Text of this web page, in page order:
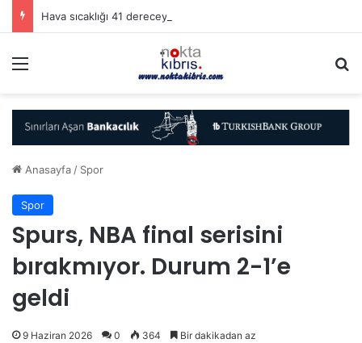
Hava sıcaklığı 41 dereceye kadar yükselecek
Anasayfa / Spor
Spor
Spurs, NBA final serisini
bırakmıyor. Durum 2-1’e
geldi
9 Haziran 2026 0 364 Bir dakikadan az